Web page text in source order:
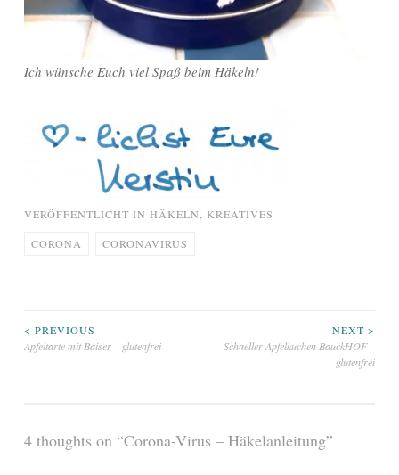
Ich wünsche Euch viel Spaß beim Häkeln!
VERÖFFENTLICHT IN HÄKELN KREATIVES
CORONA CORONAVIRUS
Beitragsnavigation
< PREVIOUS
Apfeltarte mit Baiser – glutenfrei
NEXT >
Schneller Apfelkuchen BauckHOF –
glutenfrei
4 thoughts on “Corona-Virus – Häkelanleitung”